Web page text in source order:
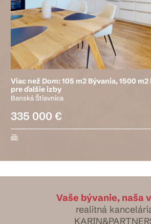
Viac než Dom: 105 m2 Bývania, 1500
pre ďalšie izby
Banská Štiavnica
335 000 €
Vaše bývanie, naša
realitná